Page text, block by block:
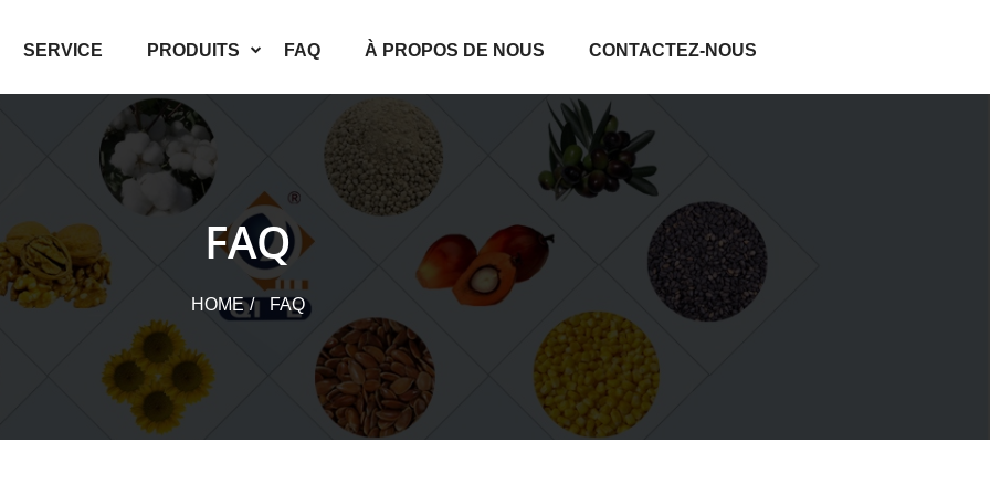
SERVICE PRODUITS FAQ À PROPOS DE NOUS CONTACTEZ-NOUS
FAQ
HOME FAQ